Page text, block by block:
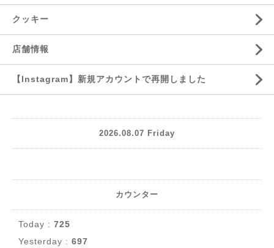
クッキー
店舗情報
【Instagram】新規アカウントで再開しました
2026.08.07 Friday
カウンター
Today : 725
Yesterday : 697